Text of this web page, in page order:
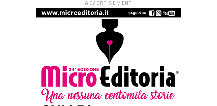
ADVERTISEMENT